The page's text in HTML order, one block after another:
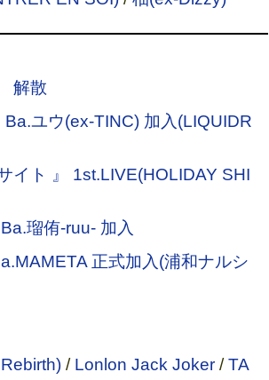
解散
Ba.ユウ(ex-TINC) 加入(LIQUIDR
イト 』 1st.LIVE(HOLIDAY SHI
瑠侑-ruu- 加入
正式加入(浦和ナルシ
/ Lonlon Jack Joker/TA